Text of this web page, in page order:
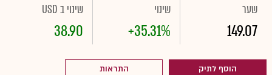
שער
149.07
שינוי
+35.31%
שינוי ב USD
38.90
הוסף לתיק התראות